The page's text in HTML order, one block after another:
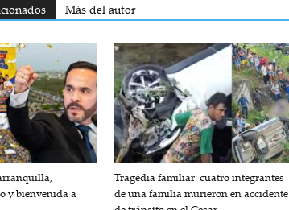
Más del autor
y bienvenida a
Tragedia familiar: cuatro integrantes
de una familia murieron en accidente